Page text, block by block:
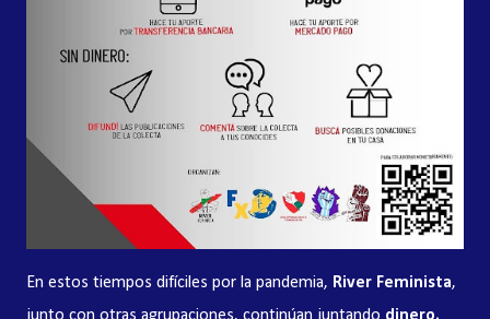
En estos tiempos difíciles por la pandemia, River Feminista,